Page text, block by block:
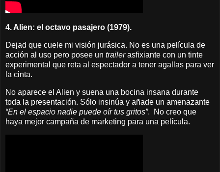
4. Alien: el octavo pasajero (1979).
Dejad que cuele mi visión jurásica. No es una película de
acción al uso pero posee un trailerasfixiante con un tinte
experimental que reta al espectador a tener agallas para ver
la cinta.
No aparece el Alien y suena una bocina insana durante
toda la presentación. Sólo insinúa y añade un amenazante
“En el espacio nadie puede oír tus gritos”.
No creo que
haya mejor campaña de marketing para una película.